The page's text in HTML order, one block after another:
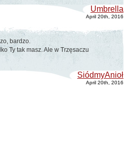
Umbrella
April 20th, 2016
bardzo.
Ty tak masz. Ale w Trzęsaczu
SiódmyAnioł
April 20th, 2016